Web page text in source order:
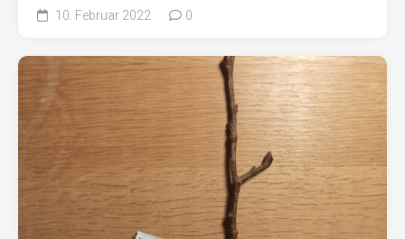
10. Februar 2022 0